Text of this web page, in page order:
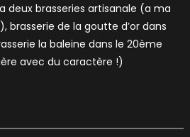
deux brasseries artisanale (a ma
brasserie de la goutte d’or dans
la baleine dans le 20ème
avec du caractère !)